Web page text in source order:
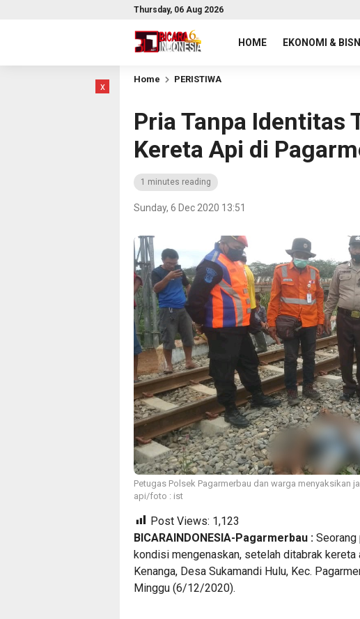
Thursday, 06 Aug 2026
HOME EKONOMI &
x
Home PERISTIWA
Pria Tanpa Identitas
Kereta Api di
1 minutes reading
Sunday, 6 Dec 2020 13:51
Petugas Polsek Pagarmerbau dan warga menyaksikan
api/foto : ist
Post Views: 1,123
BICARAINDONESIA-Pagarmerbau :
kondisi mengenaskan, setelah ditabrak
Kenanga, Desa Sukamandi Hulu, Kec.
Minggu (6/12/2020).